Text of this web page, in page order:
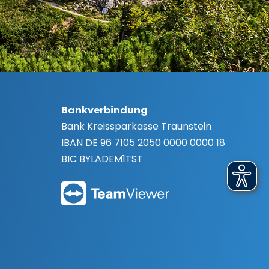
Bankverbindung
Bank Kreissparkasse Traunstein
IBAN DE 96 7105 2050 0000 0000 18
BIC BYLADEM1TST